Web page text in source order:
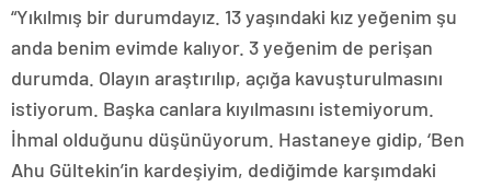
“Yıkılmış bir durumdayız. 13 yaşındaki kız yeğenim şu
anda benim evimde kalıyor. 3 yeğenim de perişan
durumda. Olayın araştırılıp, açığa kavuşturulmasını
istiyorum. Başka canlara kıyılmasını istemiyorum.
İhmal olduğunu düşünüyorum. Hastaneye gidip, ‘Ben
Ahu Gültekin’in kardeşiyim, dediğimde karşımdaki